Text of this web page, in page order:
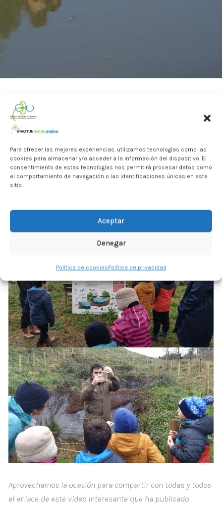
Para ofrecer las mejores experiencias, utilizamos tecnologías como las
cookies para almacenar y/o acceder a la información del dispositivo. El
consentimiento de estas tecnologías nos permitirá procesar datos como
el comportamiento de navegación o las identificaciones únicas en este
sitio.
Aceptar
Denegar
Política de cookiesPolítica de privacidad
Hemos celebrado el Día Mundial de los Humedales en el
hemos conocido a los seres vivos que habitan en las
charcas con la ayuda del herpetólogo Ion Garin de la
Sociedad de Ciencias Aranzadi, y también hemos conocido y
microhumedales ante la crisis climática.
Aprovechamos la ocasión para compartir con todas y todos
el enlace de este vídeo interesante que ha publicado